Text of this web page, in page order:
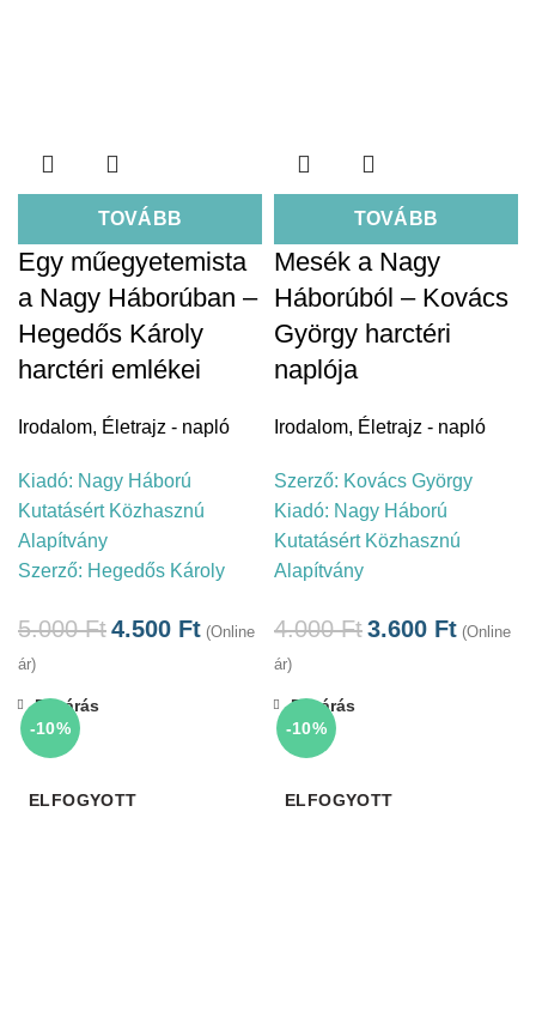
TOVÁBB
Egy műegyetemista
a Nagy Háborúban –
Hegedős Károly
harctéri emlékei
Irodalom, Életrajz - napló
Kiadó: Nagy Háború
Kutatásért Közhasznú
Alapítvány
Szerző: Hegedős Károly
5.000Ft4.500 Ft (Online
ár)
TOVÁBB
Mesék a Nagy
Háborúból – Kovács
György harctéri
naplója
Irodalom, Életrajz - napló
Szerző: Kovács György
Kiadó: Nagy Háború
Kutatásért Közhasznú
Alapítvány
4.000Ft3.600 Ft (Online
ár)
-10%
ELFOGYOTT
Bezárás
-10%
ELFOGYOTT
Bezárás